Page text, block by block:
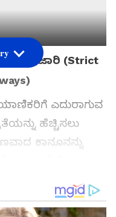
ಜಾರಿ (Strict
ಎದುರಾಗುವ
ಹೆಚ್ಚಿಸಲು
ಕಾನೂನನ್ನು
ಅನಧಿಕೃತವಾಗಿ